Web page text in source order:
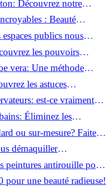
Découvrez notre
: Beauté
!
publics nous
Révélations surprenantes!
les pouvoirs
vera: Une méthode
les astuces
parfait!est-ce vraiment
Éliminez les
ou sur-mesure? Faites
démaquiller
révélés!
peintures antirouille pour
pour une beauté radieuse!